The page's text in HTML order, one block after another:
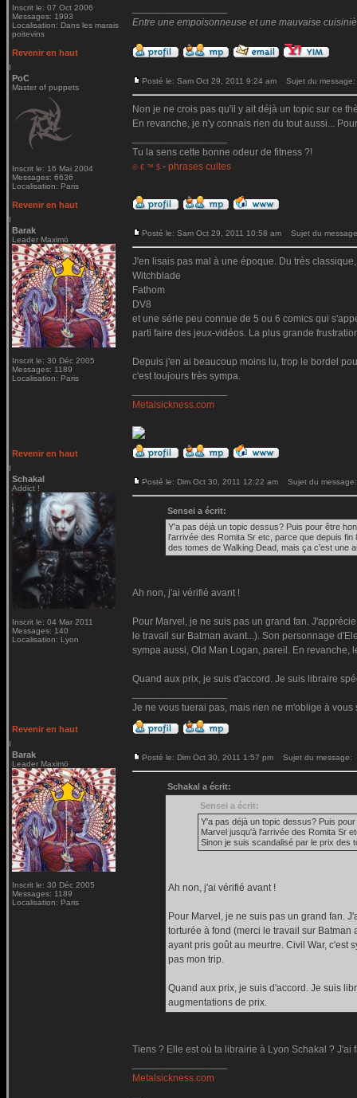
Inscrit le: 07 Oct 2006
Messages: 1993
Localisation: Dans les marais
poitevins
Entre une empoisonneuse et une mauvaise
Revenir en haut
PoC
Master of puppets
Inscrit le: 16 Mai 2004
Messages: 6636
Localisation: Paris
Posté le: Sam Oct 29, 2011 9:24 am Sujet du message:
Non je ne crois pas qu'il y ait déjà un topic sur ce
En revanche, je n'y connais rien du tout aussi...
Tu la sens cette bonne odeur de fitness ?!
© € ™ $ - phrases cultes
Revenir en haut
Barak
Leader Maximö
Inscrit le: 30 Déc 2005
Messages: 1189
Localisation: Paris
Posté le: Sam Oct 29, 2011 10:58 am Sujet du
J'en lisais pas mal à une époque. Du très
Witchblade
Fathom
DV8
et une série peu connue de 5 ou 6 comics qui
parti faire des jeux-vidéos. La plus grande
Depuis j'en ai beaucoup moins lu, trop le bordel
c'est toujours très sympa.
Metalsickness.com
Revenir en haut
Schakal
Addict !
Inscrit le: 04 Mar 2011
Messages: 140
Localisation: Lyon
Posté le: Dim Oct 30, 2011 12:22 am Sujet du message:
Sensei a écrit:
Y'a pas déjà un topic dessus? Puis pour être
l'arrivée des Romita Sr etc, parce que depuis
des tomes de Walking Dead, mais ça c'est une
Ah non, j'ai vérifié avant !
Pour Marvel, je ne suis pas un grand fan.
le travail sur Batman avant...). Son personnage
sympa aussi, Old Man Logan, pareil. En revanche,
Quand aux prix, je suis d'accord. Je suis libraire
Je ne vous tuerai pas, mais rien ne m'oblige à vous
Revenir en haut
Barak
Leader Maximö
Inscrit le: 30 Déc 2005
Messages: 1189
Localisation: Paris
Posté le: Dim Oct 30, 2011 1:57 pm Sujet du message:
Schakal a écrit:
Sensei a écrit:
Y'a pas déjà un topic dessus? Puis
Marvel jusqu'à l'arrivée des Romita Sr
Sinon je suis scandalisé par le prix des
Ah non, j'ai vérifié avant !
Pour Marvel, je ne suis pas un grand fan.
torturée à fond (merci le travail sur
ayant pris goût au meurtre. Civil War, c'est
pas mon trip.
Quand aux prix, je suis d'accord. Je suis
augmentations de prix.
Tiens ? Elle est où ta librairie à Lyon Schakal ?
Metalsickness.com